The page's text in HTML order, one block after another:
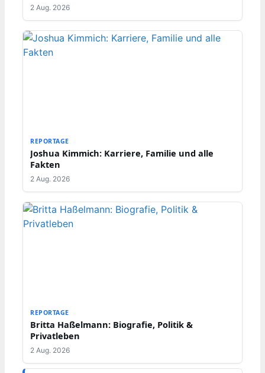
2 Aug. 2026
REPORTAGE
Joshua Kimmich: Karriere, Familie und alle
Fakten
2 Aug. 2026
REPORTAGE
Britta Haßelmann: Biografie, Politik &
Privatleben
2 Aug. 2026